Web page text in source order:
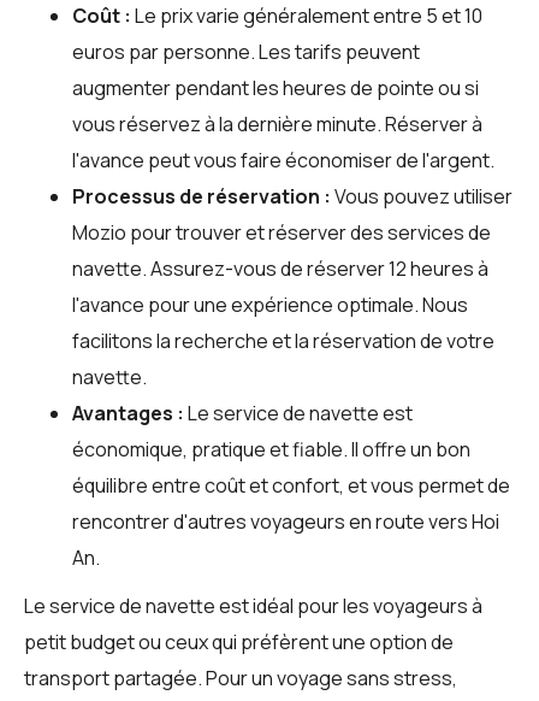
Coût : Le prix varie généralement entre 5 et 10
euros par personne. Les tarifs peuvent
augmenter pendant les heures de pointe ou si
vous réservez à la dernière minute. Réserver à
l'avance peut vous faire économiser de l'argent.
Processus de réservation : Vous pouvez utiliser
Mozio pour trouver et réserver des services de
navette. Assurez-vous de réserver 12 heures à
l'avance pour une expérience optimale. Nous
facilitons la recherche et la réservation de votre
navette.
Avantages : Le service de navette est
économique, pratique et fiable. Il offre un bon
équilibre entre coût et confort, et vous permet de
rencontrer d'autres voyageurs en route vers Hoi
An.
Le service de navette est idéal pour les voyageurs à
petit budget ou ceux qui préfèrent une option de
transport partagée. Pour un voyage sans stress,